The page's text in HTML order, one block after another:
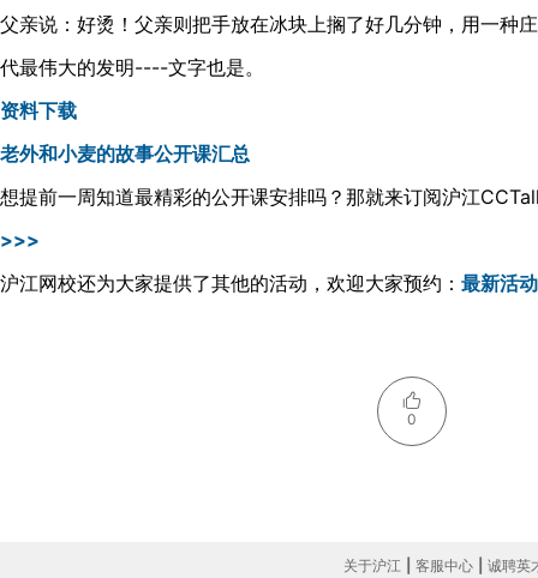
父亲说：好烫！父亲则把手放在冰块上搁了好几分钟，用一种
代最伟大的发明----文字也是。
资料下载
老外和小麦的故事公开课汇总
想提前一周知道最精彩的公开课安排吗？那就来订阅沪江
>>>
沪江网校还为大家提供了其他的活动，欢迎大家预约： 最新活
0
关于沪江 客服中心
诚聘英